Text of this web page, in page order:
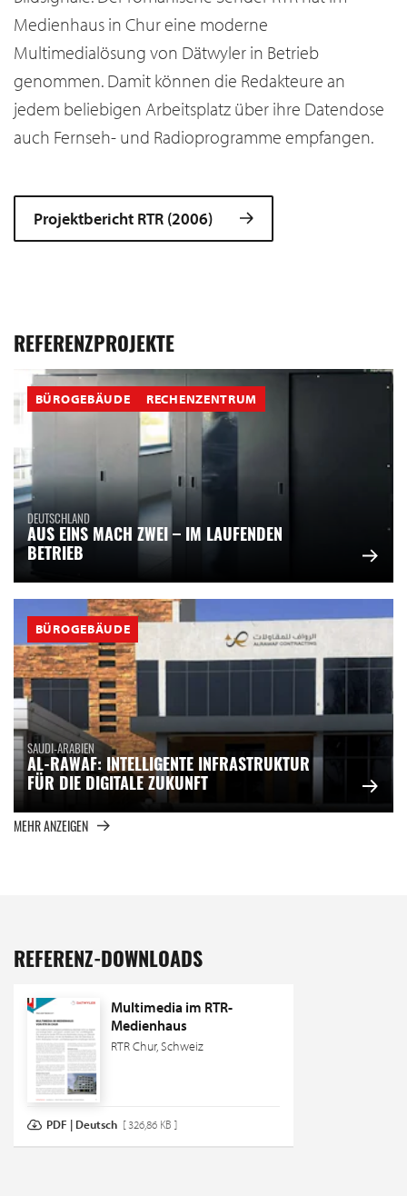
Medienhaus in Chur eine moderne
Multimedialösung von Dätwyler in Betrieb
genommen. Damit können die Redakteure an
jedem beliebigen Arbeitsplatz über ihre Datendose
auch Fernseh- und Radioprogramme empfangen.
Projektbericht RTR (2006)
REFERENZPROJEKTE
BÜROGEBÄUDE RECHENZENTRUM
DEUTSCHLAND
AUS EINS MACH ZWEI – IM LAUFENDEN
BETRIEB
BÜROGEBÄUDE
SAUDI-ARABIEN
AL-RAWAF: INTELLIGENTE INFRASTRUKTUR
FÜR DIE DIGITALE ZUKUNFT
MEHR ANZEIGEN
REFERENZ-DOWNLOADS
Multimedia im RTR-
Medienhaus
RTR Chur, Schweiz
PDF | Deutsch [ 326,86 KB ]